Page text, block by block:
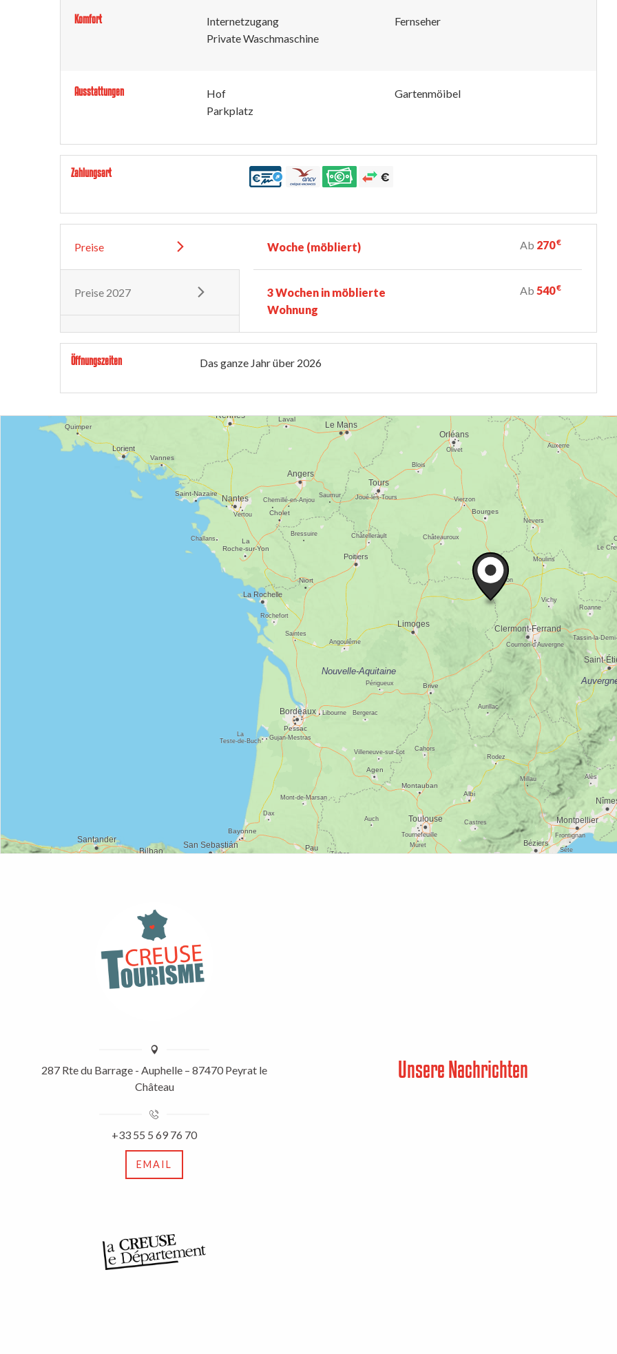
Komfort
Internetzugang
Private Waschmaschine
Fernseher
Ausstattungen
Hof
Parkplatz
Gartenmöibel
Zahlungsart
Preise
Preise 2027
Woche (möbliert) Ab 270€
3 Wochen in möblierte
Wohnung
Ab540€
Öffnungszeiten Das ganze Jahr über 2026
287 Rte du Barrage - Auphelle – 87470 Peyrat le
Château
+33 55 5 69 76 70
EMAIL
Unsere Nachrichten